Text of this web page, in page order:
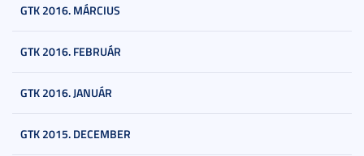
GTK 2016. MÁRCIUS
GTK 2016. FEBRUÁR
GTK 2016. JANUÁR
GTK 2015. DECEMBER